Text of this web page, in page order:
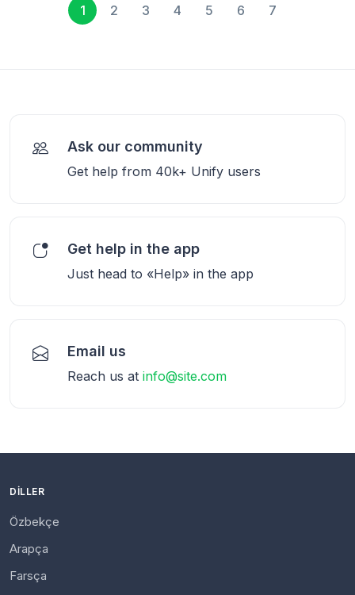
1 2 3 4 5 6 7
Ask our community
Get help from 40k+ Unify users
Get help in the app
Just head to «Help» in the app
Email us
Reach us at info@site.com
DILLER
Özbekçe
Arapça
Farsça